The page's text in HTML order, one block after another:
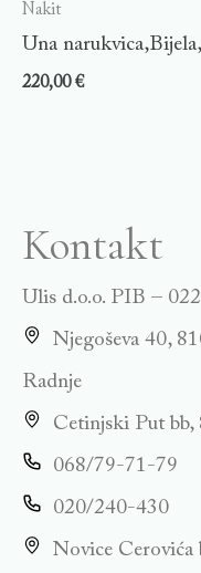
Nakit
Una
220,00€
Kontakt
Ulis d.o.o. PIB –
Njegoševa 40,
Radnje
Cetinjski Put bb,
068/79-71-79
020/240-430
Novice Cerovića